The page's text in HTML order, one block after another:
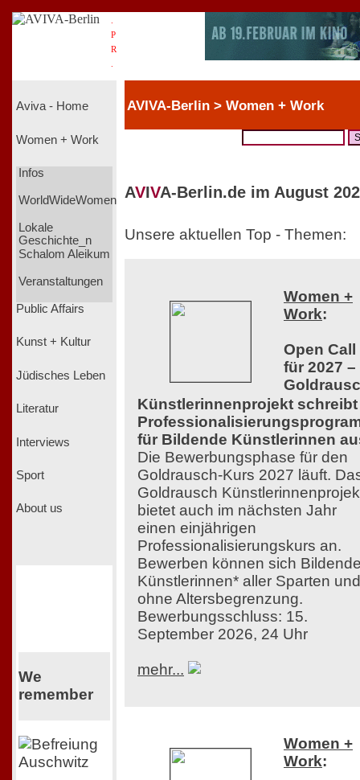
P
R
Aviva - Home
Women + Work
Infos
WorldWideWomen
Lokale
Geschichte_n
Schalom Aleikum
Veranstaltungen
Public Affairs
Kunst + Kultur
Jüdisches Leben
Literatur
Interviews
Sport
About us
We
remember
AVIVA-Berlin > Women + Work
AVIVA-Berlin.de im August
Unsere aktuellen Top - Themen:
Women +
Work:
Open Call
für 2027 –
Künstlerinnenprojekt schreibt
für Bildende Künstlerinnen
Die Bewerbungsphase für den
Goldrausch-Kurs 2027 läuft.
Goldrausch
bietet auch im nächsten Jahr
einen einjährigen
Professionalisierungskurs an.
Bewerben können sich
Künstlerinnen* aller Sparten und
ohne Altersbegrenzung.
Bewerbungsschluss: 15.
September 2026, 24 Uhr
mehr...
Women +
Work: